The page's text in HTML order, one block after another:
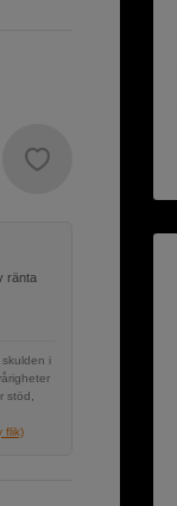
ränta
i
stöd,
flik)